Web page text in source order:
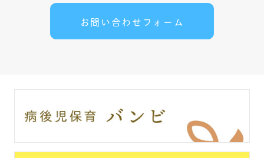
お問い合わせフォーム